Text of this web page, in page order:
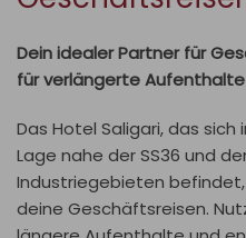
Dein idealer Partner für
für verlängerte Aufenthalte
Das Hotel Saligari, das
Lage nahe der SS36 und
Industriegebieten
deine Geschäftsreisen.